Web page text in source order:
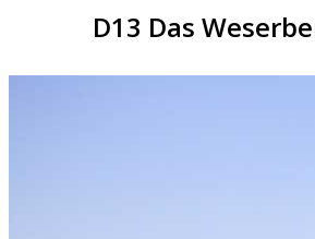
D13 Das